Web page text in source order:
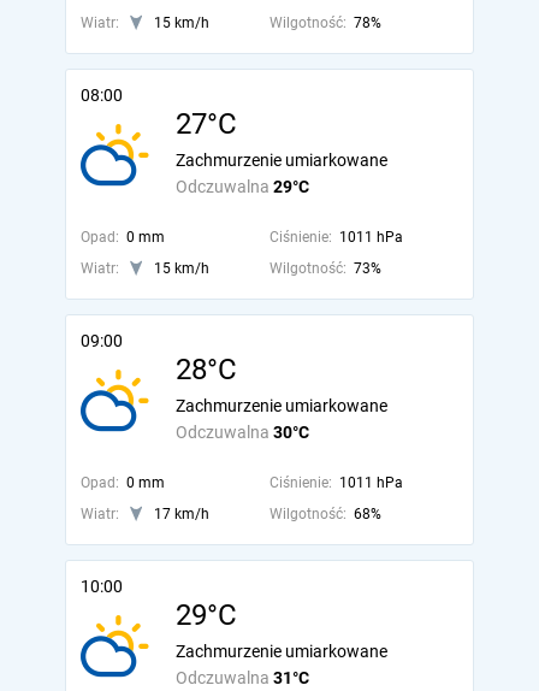
Wiatr: 15 km/h Wilgotność: 78%
08:00
27°C
Odczuwalna 29°C
Zachmurzenie umiarkowane
Opad: 0 mm Ciśnienie: 1011 hPa
Wiatr:
15 km/h Wilgotność: 73%
09:00
28°C
Odczuwalna 30°C
Zachmurzenie umiarkowane
Opad: 0 mm Ciśnienie: 1011 hPa
Wiatr:
17 km/h Wilgotność: 68%
10:00
29°C
Odczuwalna 31°C
Zachmurzenie umiarkowane